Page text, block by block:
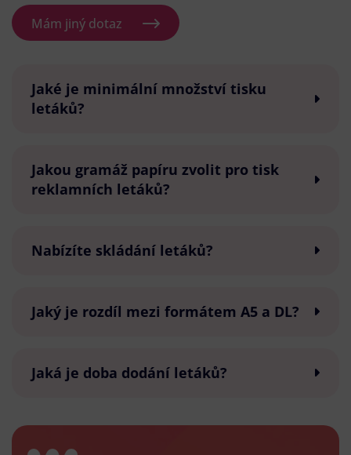
Mám jiný dotaz
Jaké je minimální množství tisku
letáků?
Jakou gramáž papíru zvolit pro tisk
reklamních letáků?
Nabízíte skládání letáků?
Jaký je rozdíl mezi formátem A5 a DL?
Jaká je doba dodání letáků?